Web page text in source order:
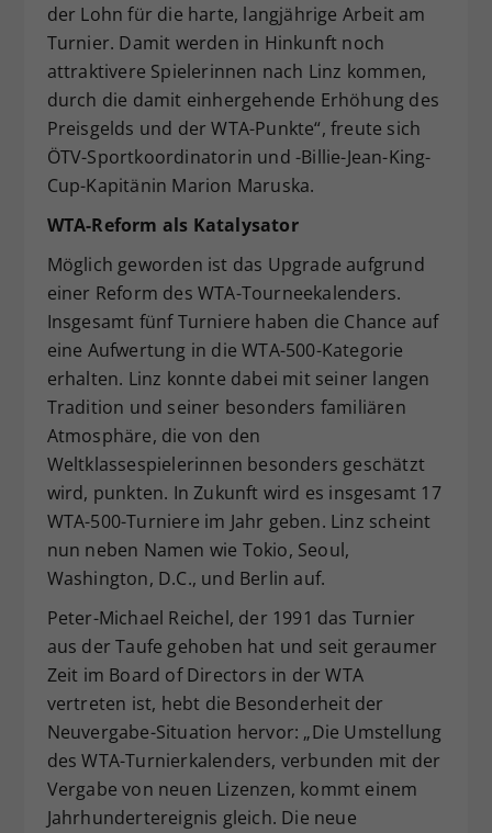
der Lohn für die harte, langjährige Arbeit am
Turnier. Damit werden in Hinkunft noch
attraktivere Spielerinnen nach Linz kommen,
durch die damit einhergehende Erhöhung des
Preisgelds und der WTA-Punkte“, freute sich
ÖTV-Sportkoordinatorin und -Billie-Jean-King-
Cup-Kapitänin Marion Maruska.
WTA-Reform als Katalysator
Möglich geworden ist das Upgrade aufgrund
einer Reform des WTA-Tourneekalenders.
Insgesamt fünf Turniere haben die Chance auf
eine Aufwertung in die WTA-500-Kategorie
erhalten. Linz konnte dabei mit seiner langen
Tradition und seiner besonders familiären
Atmosphäre, die von den
Weltklassespielerinnen besonders geschätzt
wird, punkten. In Zukunft wird es insgesamt 17
WTA-500-Turniere im Jahr geben. Linz scheint
nun neben Namen wie Tokio, Seoul,
Washington, D.C., und Berlin auf.
Peter-Michael Reichel, der 1991 das Turnier
aus der Taufe gehoben hat und seit geraumer
Zeit im Board of Directors in der WTA
vertreten ist, hebt die Besonderheit der
Neuvergabe-Situation hervor: „Die Umstellung
des WTA-Turnierkalenders, verbunden mit der
Vergabe von neuen Lizenzen, kommt einem
Jahrhundertereignis gleich. Die neue